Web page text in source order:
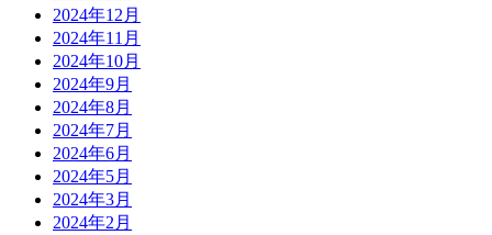
2024年12月
2024年11月
2024年10月
2024年9月
2024年8月
2024年7月
2024年6月
2024年5月
2024年3月
2024年2月